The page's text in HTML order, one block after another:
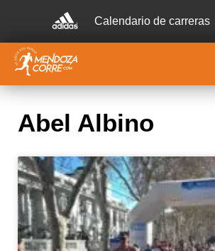
Calendario de carreras
Abel Albino